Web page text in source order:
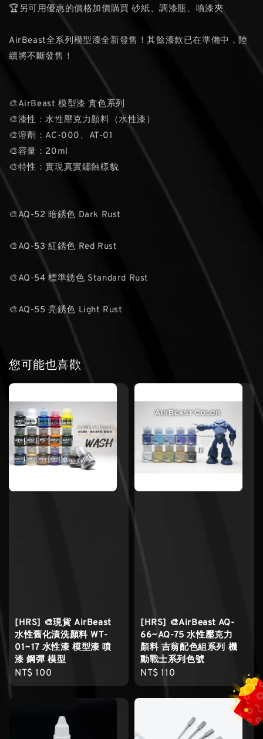
🏆另可用優惠的價格加價購買 砂紙、調漆瓶、噴漆夾
AirBeast全系列模型漆全新發售！其餘漆款已在準備中，陸
續將不斷發售！
🎨AirBeast 模型漆 實色系列
🎨漆性：水性壓克力顏料（水性漆）
🎨溶劑：AC-000、AT-01
🎨容量：20ml
🎨特性：實現真實鏽蝕樣貌
🎨AQ-52 暗銹色 Dark Rust
🎨AQ-53 紅銹色 Red Rust
🎨AQ-54 標準銹色 Standard Rust
🎨AQ-55 亮銹色 Light Rust
您可能也喜歡
[HRS] 🎨現貨 AirBeast
水性舊化漬洗顏料 WT-
01~17 水性漆 模型漆 噴
漆 鋼彈 模型
Regular
price
NT$ 100
[HRS] 🎨AirBeast AQ-
66~AQ-75 水性壓克力
顏料 吉翁配色組系列 機
動戰士系列色號
Regular
price
NT$ 110